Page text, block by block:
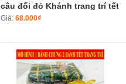
câu đối đỏ Khánh trang trí tết
chữ thư pháp Việt Nam làm
Giá: 68.000₫